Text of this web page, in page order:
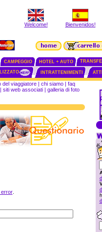
Welcome! Bienvenidos!
CAMPEGGIO HOTEL + AUTO
INTRATTENIMENTI
del viaggiatore | chi siamo | faq
siti web associati| galleria di foto
error.